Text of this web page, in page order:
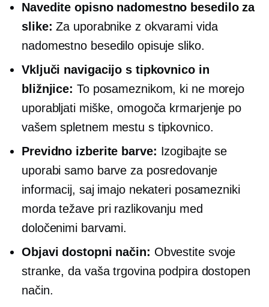
Navedite opisno nadomestno besedilo za
slike: Za uporabnike z okvarami vida
nadomestno besedilo opisuje sliko.
Vključi navigacijo s tipkovnico in
bližnjice: To posameznikom, ki ne morejo
uporabljati miške, omogoča krmarjenje po
vašem spletnem mestu s tipkovnico.
Previdno izberite barve: Izogibajte se
uporabi samo barve za posredovanje
informacij, saj imajo nekateri posamezniki
morda težave pri razlikovanju med
določenimi barvami.
Objavi dostopni način: Obvestite svoje
stranke, da vaša trgovina podpira dostopen
način.